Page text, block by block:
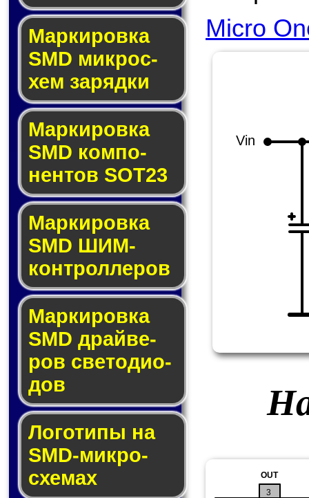
Маркировка
SMD мик­рос­
хем за­ряд­ки
Маркировка
SMD ком­по­
нен­тов SOT23
Маркировка
SMD ШИМ-
кон­трол­ле­ров
Маркировка
SMD драй­ве­
ров све­то­ди­о­
дов
Логотипы на
SMD-мик­ро­
схе­мах
Micro
Vin
OUT
3